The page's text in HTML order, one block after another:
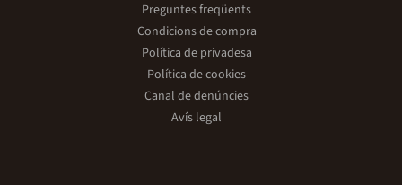
Preguntes freqüents
Condicions de compra
Política de privadesa
Política de cookies
Canal de denúncies
Avís legal